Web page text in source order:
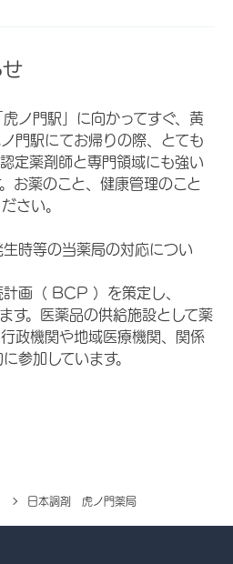
ノ門駅」に向かってすぐ、黄
門駅にてお帰りの際、とても
定薬剤師と専門領域にも強い
お薬のこと、健康管理のこと
さい。
生時等の当薬局の対応につい
画（ BCP ）を策定し、
す。医薬品の供給施設として薬
政機関や地域医療機関、関係
参加しています。
日本調剤 虎ノ門薬局